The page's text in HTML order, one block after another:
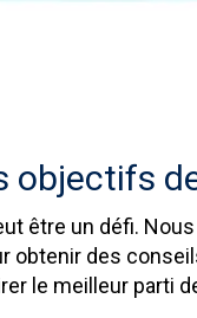
objectifs
être un défi.
des
le meilleur parti